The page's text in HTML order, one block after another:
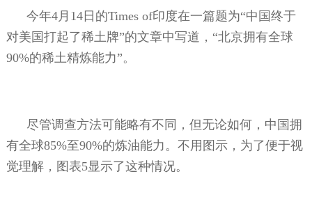
今年4 月 14日的Times of印度在一篇题为“中国终于
对美国打起了稀土牌”的文章中写道，“北京拥有全球
90%的稀土精炼能力”。
尽管调查方法可能略有不同，但无论如何，中国拥
有全球85%至90%的炼油能力。不用图示，为了便于视
觉理解，图表5显示了这种情况。